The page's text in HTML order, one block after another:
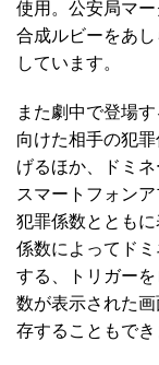
使用。公安局マ
合成ルビーをあ
しています。
また劇中で登場
向けた相手の犯
げるほか、ドミ
スマートフォン
犯罪係数ととも
係数によってド
する、トリガー
数が表示された
存することもでき